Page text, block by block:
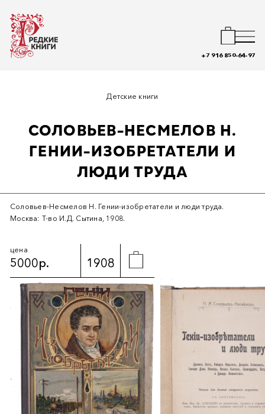
+7 916 850-64-97
Детские книги
СОЛОВЬЕВ-НЕСМЕЛОВ Н.
ГЕНИИ-ИЗОБРЕТАТЕЛИ И
ЛЮДИ ТРУДА
Соловьев-Несмелов Н. Гении-изобретатели и люди труда.
Москва: Т-во И.Д. Сытина, 1908.
цена
5000р. 1908